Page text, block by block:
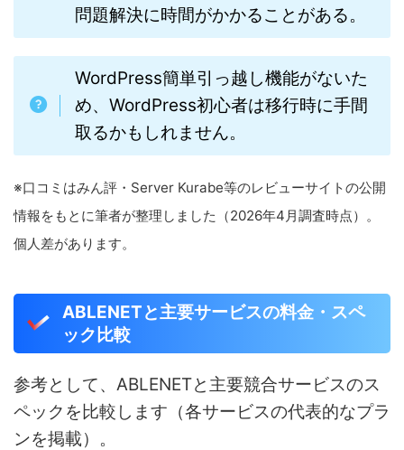
問題解決に時間がかかることがある。
WordPress簡単引っ越し機能がないた
め、WordPress初心者は移行時に手間
取るかもしれません。
※口コミはみん評・Server Kurabe等のレビューサイトの公開
情報をもとに筆者が整理しました（2026年4月調査時点）。
個人差があります。
ABLENETと主要サービスの料金・スペ
ック比較
参考として、ABLENETと主要競合サービスのス
ペックを比較します（各サービスの代表的なプラ
ンを掲載）。